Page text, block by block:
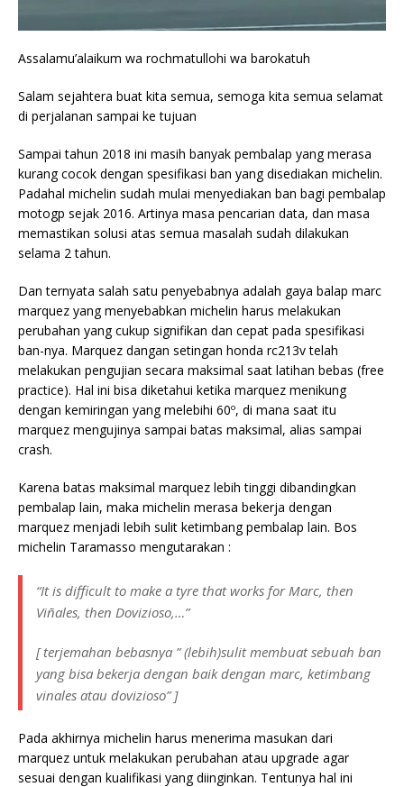
Assalamu’alaikum wa rochmatullohi wa barokatuh
Salam sejahtera buat kita semua, semoga kita semua selamat
di perjalanan sampai ke tujuan
Sampai tahun 2018 ini masih banyak pembalap yang merasa
kurang cocok dengan spesifikasi ban yang disediakan michelin.
Padahal michelin sudah mulai menyediakan ban bagi pembalap
motogp sejak 2016. Artinya masa pencarian data, dan masa
memastikan solusi atas semua masalah sudah dilakukan
selama 2 tahun.
Dan ternyata salah satu penyebabnya adalah gaya balap marc
marquez yang menyebabkan michelin harus melakukan
perubahan yang cukup signifikan dan cepat pada spesifikasi
ban-nya. Marquez dangan setingan honda rc213v telah
melakukan pengujian secara maksimal saat latihan bebas (free
practice). Hal ini bisa diketahui ketika marquez menikung
dengan kemiringan yang melebihi 60º, di mana saat itu
marquez mengujinya sampai batas maksimal, alias sampai
crash.
Karena batas maksimal marquez lebih tinggi dibandingkan
pembalap lain, maka michelin merasa bekerja dengan
marquez menjadi lebih sulit ketimbang pembalap lain. Bos
michelin Taramasso mengutarakan :
“It is difficult to make a tyre that works for Marc, then
Viñales, then Dovizioso,…”
[terjemahan bebasnya ” (lebih)sulit membuat sebuah ban
yang bisa bekerja dengan baik dengan marc, ketimbang
vinales atau dovizioso”]
Pada akhirnya michelin harus menerima masukan dari
marquez untuk melakukan perubahan atau upgrade agar
sesuai dengan kualifikasi yang diinginkan. Tentunya hal ini